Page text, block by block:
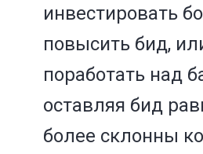
инвестировать
повысить бид,
поработать над
оставляя бид
более склонны